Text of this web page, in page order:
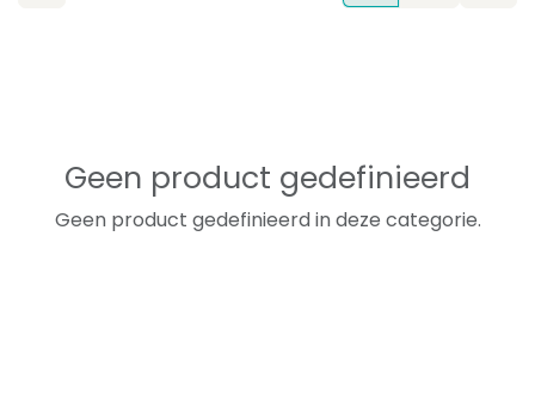
Geen product gedefinieerd
Geen product gedefinieerd in deze categorie.